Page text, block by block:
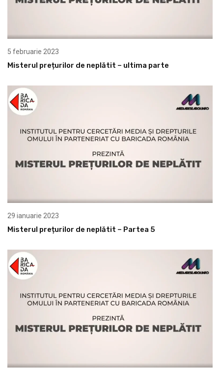
5 februarie 2023
Misterul prețurilor de neplătit – ultima parte
29 ianuarie 2023
Misterul prețurilor de neplătit – Partea 5